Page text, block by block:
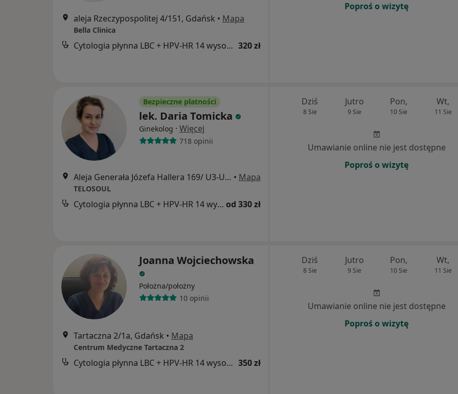
aleja Rzeczypospolitej 4/151, Gdańsk • Mapa
Bella Clinica
Cytologia płynna LBC + HPV-HR 14 wysokoonkogennych typów wirusa 320 zł
Poproś o wizytę
Bezpieczne płatności
lek. Daria Tomicka
Ginekolog · Więcej
718 opinii
Aleja Generała Józefa Hallera 169/ U3-U4, Gdańsk • Mapa
TELOSOUL
Cytologia płynna LBC + HPV-HR 14 wysokoonkogennych typów wirusa od 330 zł
Dziś
8 Sie
Jutro
9 Sie
Pon,
10 Sie
Wt,
11 Sie
Umawianie online nie jest dostępne
Poproś o wizytę
Joanna Wojciechowska
Położna/położny
10 opinii
Tartaczna 2/1a, Gdańsk • Mapa
Centrum Medyczne Tartaczna 2
Cytologia płynna LBC + HPV-HR 14 wysokoonkogennych typów wirusa 350 zł
Dziś
8 Sie
Jutro
9 Sie
Pon,
10 Sie
Wt,
11 Sie
Umawianie online nie jest dostępne
Poproś o wizytę